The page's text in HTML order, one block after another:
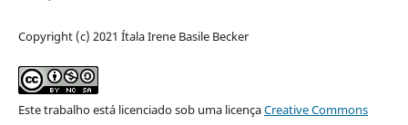
Copyright (c) 2021 Ítala Irene Basile Becker
Este trabalho está licenciado sob uma licençaCreative Commons